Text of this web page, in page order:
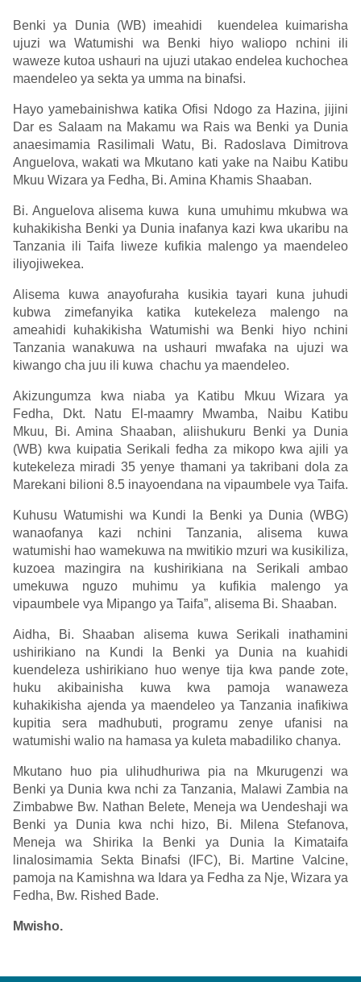
Benki ya Dunia (WB) imeahidi kuendelea kuimarisha
ujuzi wa Watumishi wa Benki hiyo waliopo nchini ili
waweze kutoa ushauri na ujuzi utakao endelea kuchochea
maendeleo ya sekta ya umma na binafsi.
Hayo yamebainishwa katika Ofisi Ndogo za Hazina, jijini
Dar es Salaam na Makamu wa Rais wa Benki ya Dunia
anaesimamia Rasilimali Watu, Bi. Radoslava Dimitrova
Anguelova, wakati wa Mkutano kati yake na Naibu Katibu
Mkuu Wizara ya Fedha, Bi. Amina Khamis Shaaban.
Bi. Anguelova alisema kuwa kuna umuhimu mkubwa wa
kuhakikisha Benki ya Dunia inafanya kazi kwa ukaribu na
Tanzania ili Taifa liweze kufikia malengo ya maendeleo
iliyojiwekea.
Alisema kuwa anayofuraha kusikia tayari kuna juhudi
kubwa zimefanyika katika kutekeleza malengo na
ameahidi kuhakikisha Watumishi wa Benki hiyo nchini
Tanzania wanakuwa na ushauri mwafaka na ujuzi wa
kiwango cha juu ili kuwa chachu ya maendeleo.
Akizungumza kwa niaba ya Katibu Mkuu Wizara ya
Fedha, Dkt. Natu El-maamry Mwamba, Naibu Katibu
Mkuu, Bi. Amina Shaaban, aliishukuru Benki ya Dunia
(WB) kwa kuipatia Serikali fedha za mikopo kwa ajili ya
kutekeleza miradi 35 yenye thamani ya takribani dola za
Marekani bilioni 8.5 inayoendana na vipaumbele vya Taifa.
Kuhusu Watumishi wa Kundi la Benki ya Dunia (WBG)
wanaofanya kazi nchini Tanzania, alisema kuwa
watumishi hao wamekuwa na mwitikio mzuri wa kusikiliza,
kuzoea mazingira na kushirikiana na Serikali ambao
umekuwa nguzo muhimu ya kufikia malengo ya
vipaumbele vya Mipango ya Taifa”, alisema Bi. Shaaban.
Aidha, Bi. Shaaban alisema kuwa Serikali inathamini
ushirikiano na Kundi la Benki ya Dunia na kuahidi
kuendeleza ushirikiano huo wenye tija kwa pande zote,
huku akibainisha kuwa kwa pamoja wanaweza
kuhakikisha ajenda ya maendeleo ya Tanzania inafikiwa
kupitia sera madhubuti, programu zenye ufanisi na
watumishi walio na hamasa ya kuleta mabadiliko chanya.
Mkutano huo pia ulihudhuriwa pia na Mkurugenzi wa
Benki ya Dunia kwa nchi za Tanzania, Malawi Zambia na
Zimbabwe Bw. Nathan Belete, Meneja wa Uendeshaji wa
Benki ya Dunia kwa nchi hizo, Bi. Milena Stefanova,
Meneja wa Shirika la Benki ya Dunia la Kimataifa
linalosimamia Sekta Binafsi (IFC), Bi. Martine Valcine,
pamoja na Kamishna wa Idara ya Fedha za Nje, Wizara ya
Fedha, Bw. Rished Bade.
Mwisho.